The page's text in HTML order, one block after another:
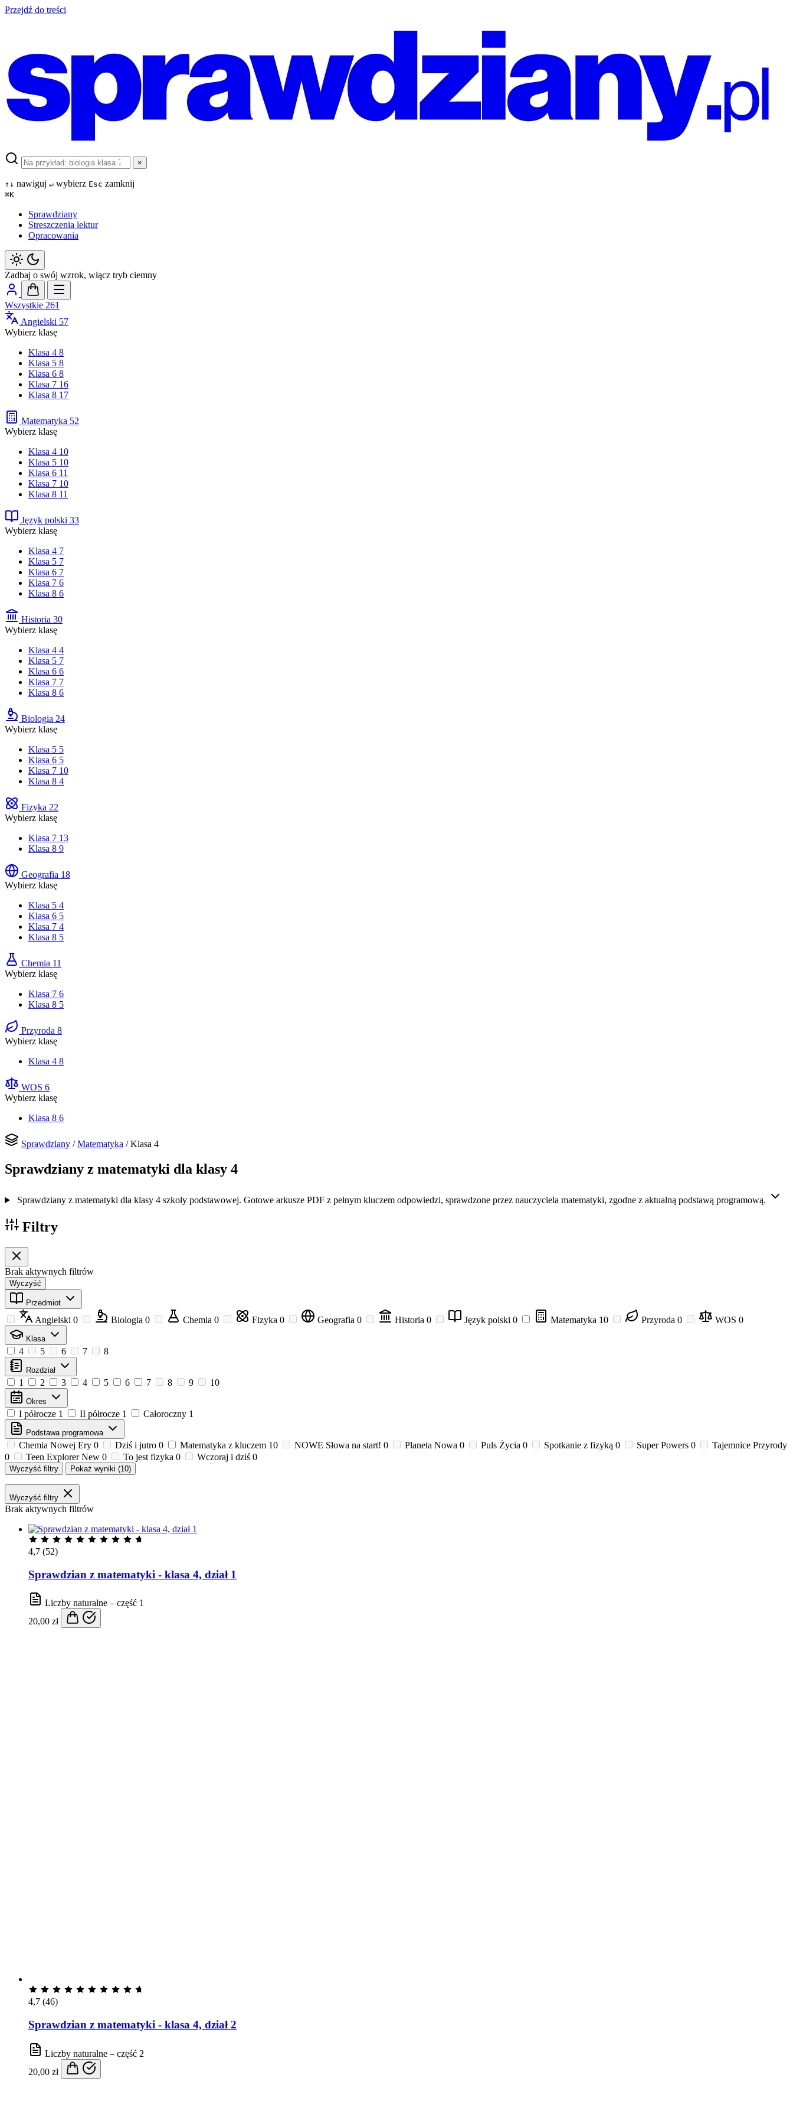
Przejdź do treści
×
↑ ↓ nawiguj ↵ wybierz Esc zamknij
⌘K
Sprawdziany
Streszczenia lektur
Opracowania
Zadbaj o swój wzrok, włącz tryb ciemny
Wszystkie 261
Angielski 57
Wybierz klasę
Klasa 4 8
Klasa 5 8
Klasa 6 8
Klasa 7 16
Klasa 8 17
Matematyka 52
Wybierz klasę
Klasa 4 10
Klasa 5 10
Klasa 6 11
Klasa 7 10
Klasa 8 11
Język polski 33
Wybierz klasę
Klasa 4 7
Klasa 5 7
Klasa 6 7
Klasa 7 6
Klasa 8 6
Historia 30
Wybierz klasę
Klasa 4 4
Klasa 5 7
Klasa 6 6
Klasa 7 7
Klasa 8 6
Biologia 24
Wybierz klasę
Klasa 5 5
Klasa 6 5
Klasa 7 10
Klasa 8 4
Fizyka 22
Wybierz klasę
Klasa 7 13
Klasa 8 9
Geografia 18
Wybierz klasę
Klasa 5 4
Klasa 6 5
Klasa 7 4
Klasa 8 5
Chemia 11
Wybierz klasę
Klasa 7 6
Klasa 8 5
Przyroda 8
Wybierz klasę
Klasa 4 8
WOS 6
Wybierz klasę
Klasa 8 6
Sprawdziany / Matematyka / Klasa 4
Sprawdziany z matematyki dla klasy 4
Sprawdziany z matematyki dla klasy 4 szkoły podstawowej. Gotowe arkusze PDF z pełnym kluczem odpowiedzi, sprawdzone przez nauczyciela matematyki, zgodne z aktualną podstawą programową.
Filtry
Brak aktywnych filtrów
Wyczyść
Przedmiot
Angielski 0 Biologia 0 Chemia 0 Fizyka 0 Geografia 0 Historia 0 Język polski 0 Matematyka 10 Przyroda 0 WOS 0
Klasa
4 5 6 7 8
Rozdział
1 2 3 4 5 6 7 8 9 10
Okres
I półrocze 1 II półrocze 1 Całoroczny 1
Podstawa programowa
Chemia Nowej Ery 0 Dziś i jutro 0 Matematyka z kluczem 10 NOWE Słowa na start! 0 Planeta Nowa 0 Puls Życia 0 Spotkanie z fizyką 0 Super Powers 0
Tajemnice Przyrody
0
Teen Explorer New 0 To jest fizyka 0 Wczoraj i dziś 0
Wyczyść filtry Pokaż wyniki (10)
Wyczyść filtry
Brak aktywnych filtrów
4,7 (52)
Sprawdzian z matematyki - klasa 4, dział 1
Liczby naturalne – część 1
20,00 zł
4,7 (46)
Sprawdzian z matematyki - klasa 4, dział 2
Liczby naturalne – część 2
20,00 zł